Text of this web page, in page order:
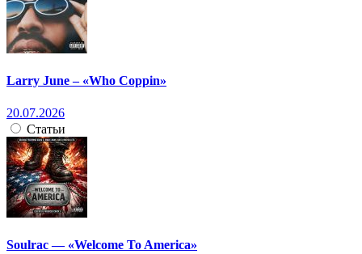
Larry June – «Who Coppin»
20.07.2026
Статьи
Soulrac — «Welcome To America»